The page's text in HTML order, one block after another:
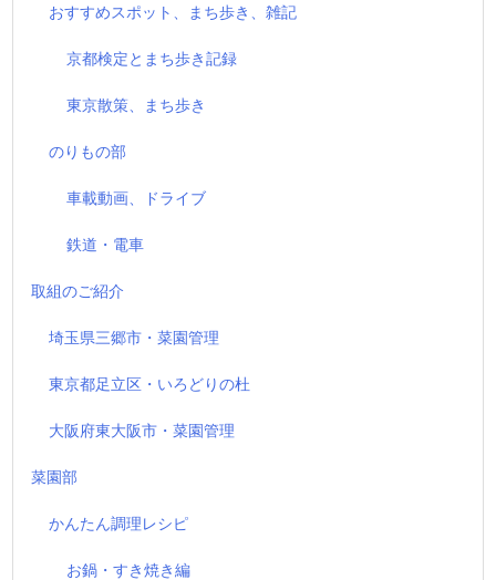
おすすめスポット、まち歩き、雑記
京都検定とまち歩き記録
東京散策、まち歩き
のりもの部
車載動画、ドライブ
鉄道・電車
取組のご紹介
埼玉県三郷市・菜園管理
東京都足立区・いろどりの杜
大阪府東大阪市・菜園管理
菜園部
かんたん調理レシピ
お鍋・すき焼き編